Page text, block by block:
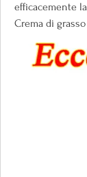
efficacemente
Crema di